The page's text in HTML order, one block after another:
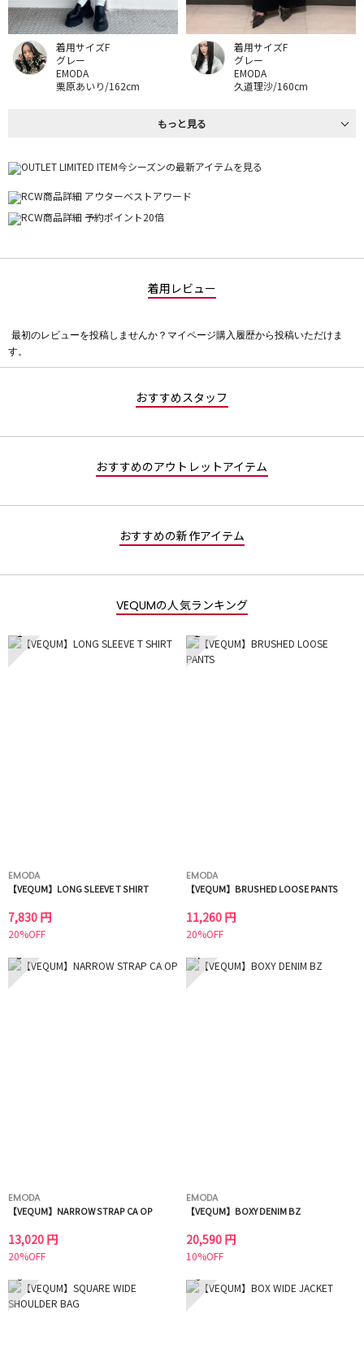
着用サイズF
グレー
EMODA
栗原あいり/162cm
着用サイズF
グレー
EMODA
久道理沙/160cm
もっと見る
着用レビュー
評
価
最初のレビューを投稿しませんか？マイページ購入履歴から投稿いただけま
す。
おすすめスタッフ
おすすめのアウトレットアイテム
おすすめの新作アイテム
VEQUMの人気ランキング
1
EMODA
【VEQUM】LONG SLEEVE T SHIRT
7,830 円
20%OFF
2
EMODA
【VEQUM】BRUSHED LOOSE PANTS
11,260 円
20%OFF
3
EMODA
【VEQUM】NARROW STRAP CA OP
13,020 円
20%OFF
4
EMODA
【VEQUM】BOXY DENIM BZ
20,590 円
10%OFF
5 6